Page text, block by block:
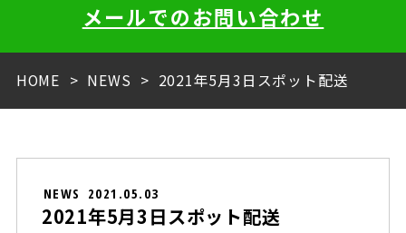
メールでのお問い合わせ
HOME NEWS 2021年5月3日スポット配送
NEWS 2021.05.03
2021年5月3日スポット配送